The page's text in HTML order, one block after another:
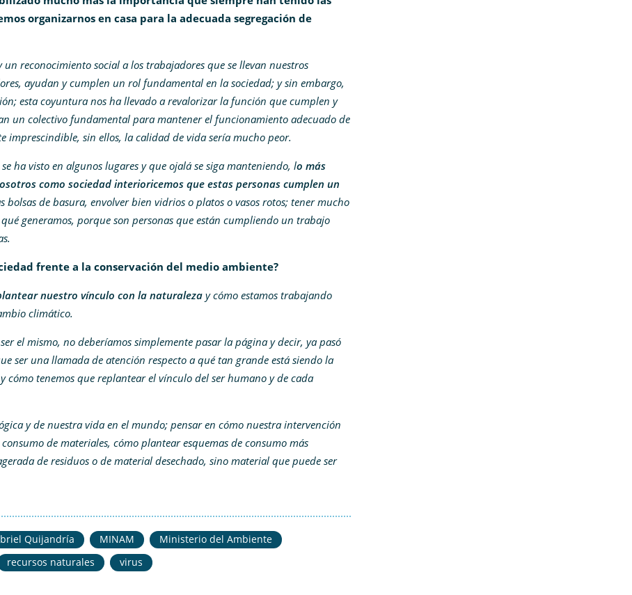
organizarnos en casa para la adecuada segregación de
reconocimiento social a los trabajadores que se llevan nuestros
ayudan y cumplen un rol fundamental en la sociedad; y sin embargo,
esta coyuntura nos ha llevado a revalorizar la función que cumplen y
un colectivo fundamental para mantener el funcionamiento adecuado de
sin ellos, la calidad de vida sería mucho peor.
ha visto en algunos lugares y que ojalá se siga manteniendo, lo más
como sociedad interioricemos que estas personas cumplen un
de basura, envolver bien vidrios o platos o vasos rotos; tener mucho
generamos, porque son personas que están cumpliendo un trabajo
frente a la conservación del medio ambiente?
nuestro vínculo con la naturaleza y cómo estamos trabajando
climático.
el mismo, no deberíamos simplemente pasar la página y decir, ya pasó
ser una llamada de atención respecto a qué tan grande está siendo la
cómo tenemos que replantear el vínculo del ser humano y de cada
y de nuestra vida en el mundo; pensar en cómo nuestra intervención
de materiales, cómo plantear esquemas de consumo más
de residuos o de material desechado, sino material que puede ser
Quijandría MINAM
Ministerio del Ambiente
recursos naturales virus